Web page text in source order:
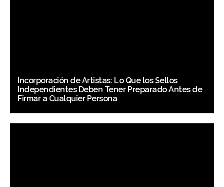
Incorporación de Artistas: Lo Que los Sellos
Independientes Deben Tener Preparado Antes de
Firmar a Cualquier Persona